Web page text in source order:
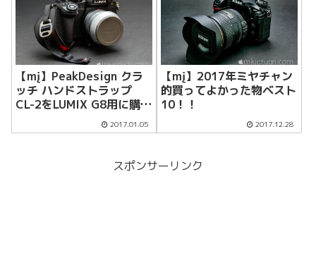
【mį】PeakDesign クラ
ッチ ハンドストラップ
CL-2をLUMIX G8用に購入
2017.01.05
【mį】2017年ミヤチャン
的買ってよかった物ベスト
10！！
2017.12.28
スポンサーリンク